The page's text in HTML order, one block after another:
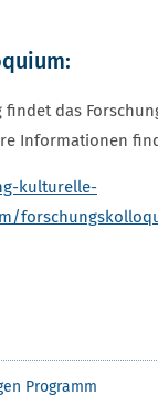
findet das
Informationen
kulturelle-
Programm